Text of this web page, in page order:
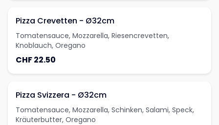
Pizza Crevetten - Ø32cm
Tomatensauce, Mozzarella, Riesencrevetten,
Knoblauch, Oregano
CHF 22.50
Pizza Svizzera - Ø32cm
Tomatensauce, Mozzarella, Schinken, Salami, Speck,
Kräuterbutter, Oregano